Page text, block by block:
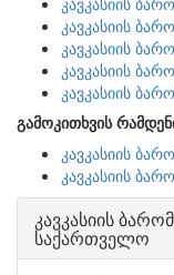
კავკასიის
კავკასიის
კავკასიის
კავკასიის
გამოკითხვის
კავკასიის
კავკასიის
კავკასიის
საქართველო